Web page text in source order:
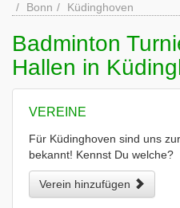
Bonn
Küdinghoven
Badminton
Hallen in
VEREINE
Für Küdinghoven sind uns
bekannt! Kennst Du welche?
Verein hinzufügen